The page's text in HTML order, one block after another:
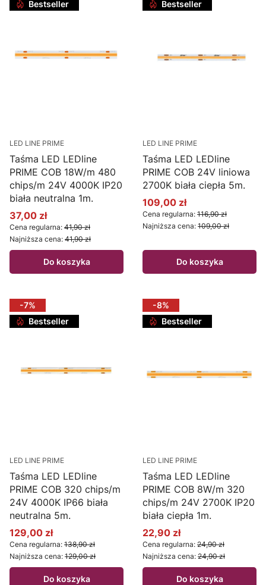
Bestseller
LED LINE PRIME
Taśma LED LEDline
PRIME COB 18W/m 480
chips/m 24V 4000K IP20
biała neutralna 1m.
Cena promocyjna
37,00 zł
Cena regularna: 41,90 zł
Najniższa cena: 41,90 zł
Do koszyka
Bestseller
LED LINE PRIME
Taśma LED LEDline
PRIME COB 24V liniowa
2700K biała ciepła 5m.
Cena promocyjna
109,00 zł
Cena regularna: 116,90 zł
Najniższa cena: 109,00 zł
Do koszyka
-7%
Bestseller
LED LINE PRIME
Taśma LED LEDline
PRIME COB 320 chips/m
24V 4000K IP66 biała
neutralna 5m.
Cena promocyjna
129,00 zł
Cena regularna: 138,90 zł
Najniższa cena: 129,00 zł
Do koszyka
-8%
Bestseller
LED LINE PRIME
Taśma LED LEDline
PRIME COB 8W/m 320
chips/m 24V 2700K IP20
biała ciepła 1m.
Cena promocyjna
22,90 zł
Cena regularna: 24,90 zł
Najniższa cena: 24,90 zł
Do koszyka